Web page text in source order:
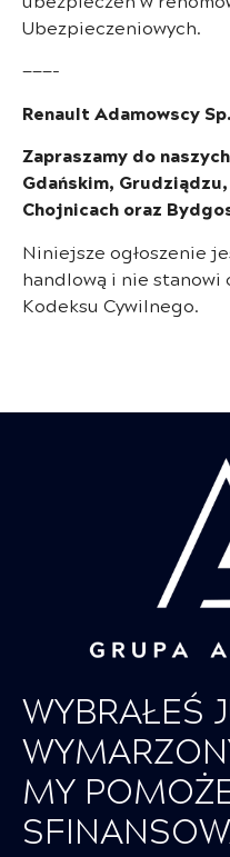
Ubezpieczeniowych.
———-
Renault Adamowscy
Zapraszamy do
Gdańskim, Grudziądzu,
Chojnicach oraz
Niniejsze ogłoszenie
handlową i nie stanowi
Kodeksu Cywilnego.
WYBRAŁEŚ
MY